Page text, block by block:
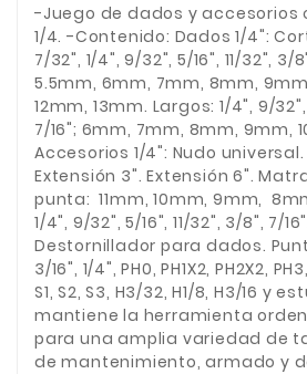
-Juego de dados y accesorios
1/4. -Contenido: Dados 1/4":
7/32", 1/4", 9/32", 5/16", 11/32", 3/
5.5mm, 6mm, 7mm, 8mm,
12mm, 13mm. Largos: 1/4", 9/32",
7/16"; 6mm, 7mm, 8mm, 9mm,
Accesorios 1/4": Nudo universal.
Extensión 3". Extensión 6".
punta: 11mm, 10mm, 9mm,
1/4", 9/32", 5/16", 11/32", 3/8", 7/
Destornillador para dados.
3/16", 1/4", PH0, PH1X2, PH2X2,
S1, S2, S3, H3/32, H1/8, H3/16 y
mantiene la herramienta
para una amplia variedad de
de mantenimiento, armado y